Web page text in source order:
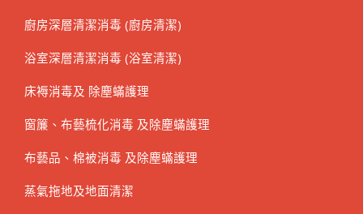
廚房深層清潔消毒 (廚房清潔)
浴室深層清潔消毒 (浴室清潔)
床褥消毒及 除塵蟎護理
窗簾、布藝梳化消毒 及除塵蟎護理
布藝品、棉被消毒 及除塵蟎護理
蒸氣拖地及地面清潔